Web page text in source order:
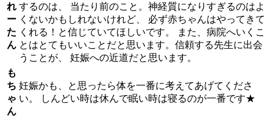
れ
ー
た
ん
するのは、 当たり前のこと。神経質になりすぎるのはよ
くないかもしれないけれど、 必ず赤ちゃんはやってきて
くれる！と信じていてほしいです。 また、病院へいくこ
とはとてもいいことだと思います。信頼する先生に出会
うことが、 妊娠への近道だと思います。
も
ち
ゃ
ん
妊娠かも、と思ったら体を一番に考えてあげてくださ
い。 しんどい時は休んで眠い時は寝るのが一番です★